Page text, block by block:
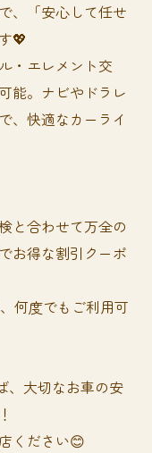
、「安心して任せ
💖
・エレメント交
能。ナビやドラレ
、快適なカーライ
と合わせて万全の
お得な割引クーポ
何度でもご利用可
、大切なお車の安
ください😊